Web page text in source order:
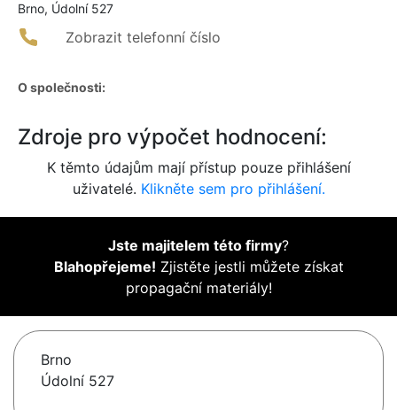
Brno, Údolní 527
Zobrazit telefonní číslo
O společnosti:
Zdroje pro výpočet hodnocení:
K těmto údajům mají přístup pouze přihlášení
uživatelé. Klikněte sem pro přihlášení.
Jste majitelem této firmy?
Blahopřejeme! Zjistěte jestli můžete získat
propagační materiály!
Brno
Údolní 527